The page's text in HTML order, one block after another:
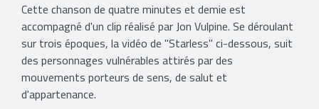
Cette chanson de quatre minutes et demie est
accompagné d'un clip réalisé par Jon Vulpine. Se déroulant
sur trois époques, la vidéo de "Starless" ci-dessous, suit
des personnages vulnérables attirés par des
mouvements porteurs de sens, de salut et
d'appartenance.